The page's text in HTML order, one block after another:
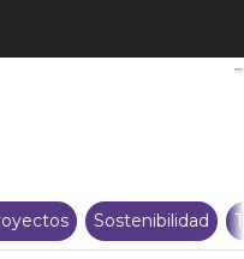
elige un
Sostenibilidad